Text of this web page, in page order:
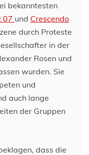
bekanntesten
07 und Crescendo
durch Proteste
in der
Rosen und
wurden. Sie
und
auch lange
der Gruppen
dass die